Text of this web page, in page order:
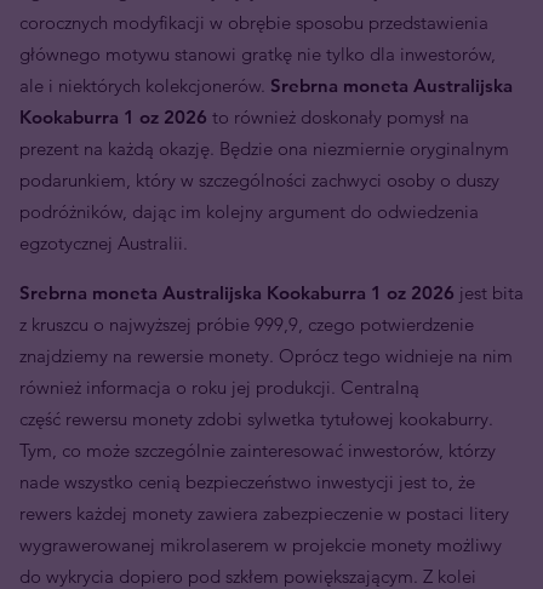
corocznych modyfikacji w obrębie sposobu przedstawienia
głównego motywu stanowi gratkę nie tylko dla inwestorów,
ale i niektórych kolekcjonerów. Srebrna moneta Australijska
Kookaburra 1 oz 2026 to również doskonały pomysł na
prezent na każdą okazję. Będzie ona niezmiernie oryginalnym
podarunkiem, który w szczególności zachwyci osoby o duszy
podróżników, dając im kolejny argument do odwiedzenia
egzotycznej Australii.
Srebrna moneta Australijska Kookaburra 1 oz 2026 jest bita
z kruszcu o najwyższej próbie 999,9, czego potwierdzenie
znajdziemy na rewersie monety. Oprócz tego widnieje na nim
również informacja o roku jej produkcji. Centralną
część rewersu monety zdobi sylwetka tytułowej kookaburry.
Tym, co może szczególnie zainteresować inwestorów, którzy
nade wszystko cenią bezpieczeństwo inwestycji jest to, że
rewers każdej monety zawiera zabezpieczenie w postaci litery
wygrawerowanej mikrolaserem w projekcie monety możliwy
do wykrycia dopiero pod szkłem powiększającym. Z kolei